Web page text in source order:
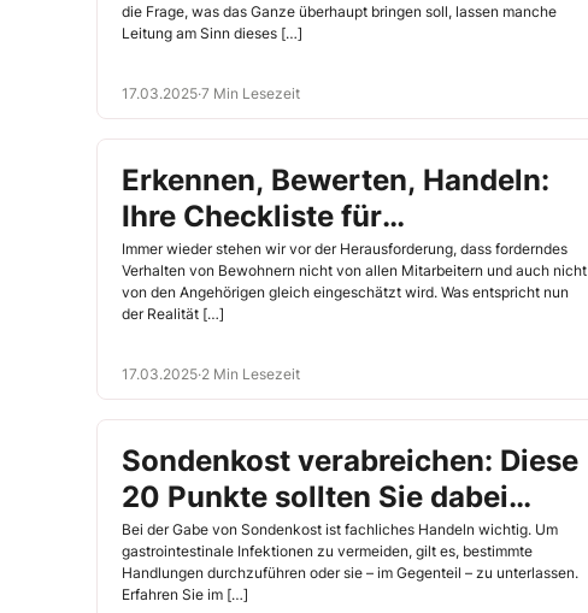
die Frage, was das Ganze überhaupt bringen soll, lassen manche
Leitung am Sinn dieses […]
17.03.2025·7 Min Lesezeit
Erkennen, Bewerten, Handeln:
Ihre Checkliste für
Verhaltensauffälligkeiten der
Bewohner
Immer wieder stehen wir vor der Herausforderung, dass forderndes
Verhalten von Bewohnern nicht von allen Mitarbeitern und auch nicht
von den Angehörigen gleich eingeschätzt wird. Was entspricht nun
der Realität […]
17.03.2025·2 Min Lesezeit
Sondenkost verabreichen: Diese
20 Punkte sollten Sie dabei
beachten
Bei der Gabe von Sondenkost ist fachliches Handeln wichtig. Um
gastrointestinale Infektionen zu vermeiden, gilt es, bestimmte
Handlungen durchzuführen oder sie – im Gegenteil – zu unterlassen.
Erfahren Sie im […]